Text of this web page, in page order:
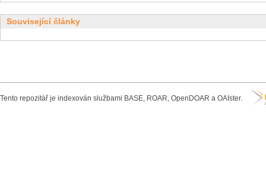
Související články
Tento repozitář je indexován službami BASE, ROAR, OpenDOAR a OAIster.